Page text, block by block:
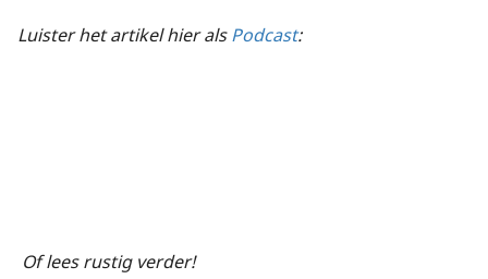
Luister het artikel hier alsPodcast:
Of lees rustig verder!